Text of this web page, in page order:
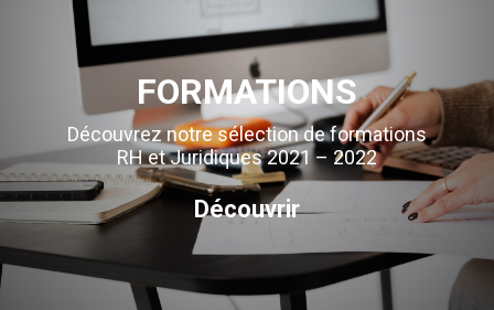
FORMATIONS
Découvrez notre sélection de formations
RH et Juridiques 2021 – 2022
Découvrir